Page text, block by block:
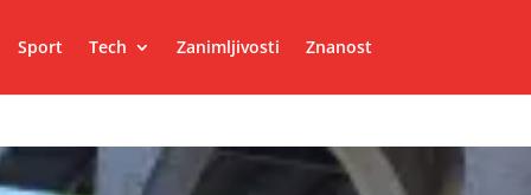
Sport Tech Zanimljivosti Znanost